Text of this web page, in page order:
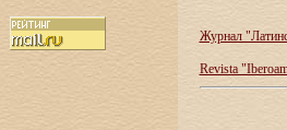
Журнал
Revista